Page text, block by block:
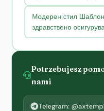
Модерен стил Шаблон
здравствено
Potrzebujesz
nami
Telegram: @axtempl